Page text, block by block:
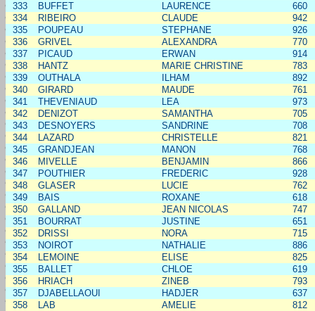
333
BUFFET LAURENCE
660
334
RIBEIRO CLAUDE
942
335
POUPEAU STEPHANE
926
336
GRIVEL ALEXANDRA
770
337
PICAUD ERWAN
914
338
HANTZ MARIE CHRISTINE
783
339
OUTHALA ILHAM
892
340
GIRARD MAUDE
761
341
THEVENIAUD LEA
973
342
DENIZOT SAMANTHA
705
343
DESNOYERS SANDRINE
708
344
LAZARD CHRISTELLE
821
345
GRANDJEAN MANON
768
346
MIVELLE BENJAMIN
866
347
POUTHIER FREDERIC
928
348
GLASER LUCIE
762
349
BAIS ROXANE
618
350
GALLAND JEAN NICOLAS
747
351
BOURRAT JUSTINE
651
352
DRISSI NORA
715
353
NOIROT NATHALIE
886
354
LEMOINE ELISE
825
355
BALLET CHLOE
619
356
HRIACH ZINEB
793
357
DJABELLAOUI HADJER
637
358
LAB AMELIE
812